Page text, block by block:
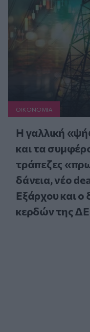
ΟΙΚΟΝΟΜΙΑ
Η γαλλική
και τα
τράπεζες
δάνεια, νέο
Εξάρχου και
κερδών της